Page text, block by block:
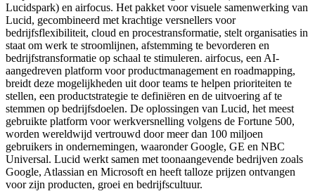
Lucidspark) en airfocus. Het pakket voor visuele samenwerking van
Lucid, gecombineerd met krachtige versnellers voor
bedrijfsflexibiliteit, cloud en procestransformatie, stelt organisaties in
staat om werk te stroomlijnen, afstemming te bevorderen en
bedrijfstransformatie op schaal te stimuleren. airfocus, een AI-
aangedreven platform voor productmanagement en roadmapping,
breidt deze mogelijkheden uit door teams te helpen prioriteiten te
stellen, een productstrategie te definiëren en de uitvoering af te
stemmen op bedrijfsdoelen. De oplossingen van Lucid, het meest
gebruikte platform voor werkversnelling volgens de Fortune 500,
worden wereldwijd vertrouwd door meer dan 100 miljoen
gebruikers in ondernemingen, waaronder Google, GE en NBC
Universal. Lucid werkt samen met toonaangevende bedrijven zoals
Google, Atlassian en Microsoft en heeft talloze prijzen ontvangen
voor zijn producten, groei en bedrijfscultuur.